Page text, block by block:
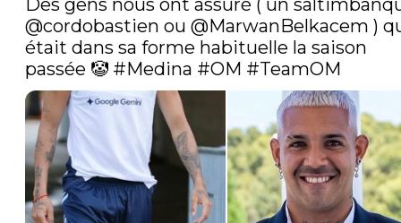
@cordobastien ou @MarwanBelkacem )
était dans sa forme habituelle la saison
passée 🤡 #Medina #OM #TeamOM